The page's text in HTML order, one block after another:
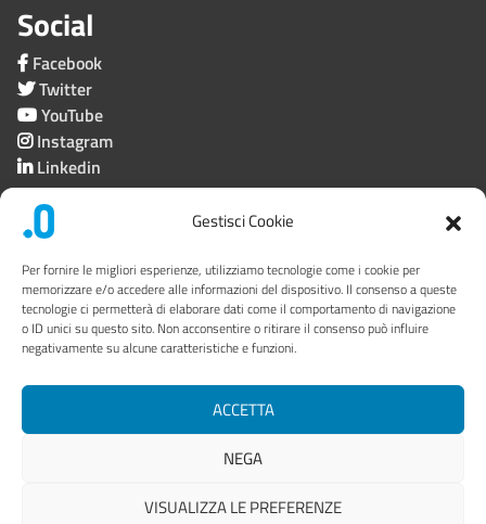
Gestisci Cookie
Per fornire le migliori esperienze, utilizziamo tecnologie come i cookie per
memorizzare e/o accedere alle informazioni del dispositivo. Il consenso a queste
tecnologie ci permetterà di elaborare dati come il comportamento di navigazione
o ID unici su questo sito. Non acconsentire o ritirare il consenso può influire
negativamente su alcune caratteristiche e funzioni.
ACCETTA
NEGA
VISUALIZZA LE PREFERENZE
Social
Facebook
Twitter
YouTube
Instagram
Linkedin
Società trasparente
Privacy
Link utili
Mappa del sito
Area riservata